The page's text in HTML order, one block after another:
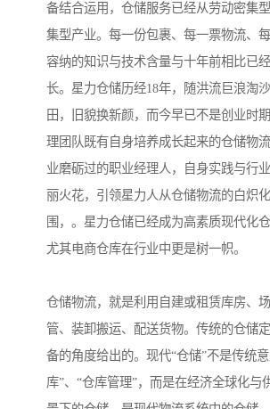
备结合运用，仓储服务已经从劳动密集
集型产业。每一份包裹、每一票物流、
容纳的知识与技术含量与十年前相比已
长。星力仓储历经18年，随洪流巨浪淘
田，旧貌换新颜，而今早已不是创业时
理团队既有自身培养成长起来的仓储物
业磨砺过的职业经理人，自身实践与行
丽火花，引领星力人从仓储物流的白炽
围，。星力仓储已经成为高素质现代化仓
尤其电商仓库在行业中更是树一帜。
仓储物流，就是利用自建或租赁库房、
管、装卸搬运、配送货物。传统的仓储
备的角度给出的。现代“仓储”不是传统
库”、“仓库管理”，而是在经济全球化与